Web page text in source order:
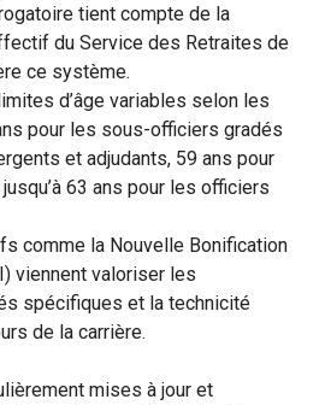
tient compte de la
du Service des Retraites de
ce système.
d’âge variables selon les
pour les sous-officiers gradés
et adjudants, 59 ans pour
63 ans pour les officiers
comme la Nouvelle Bonification
viennent valoriser les
spécifiques et la technicité
de la carrière.
mises à jour et